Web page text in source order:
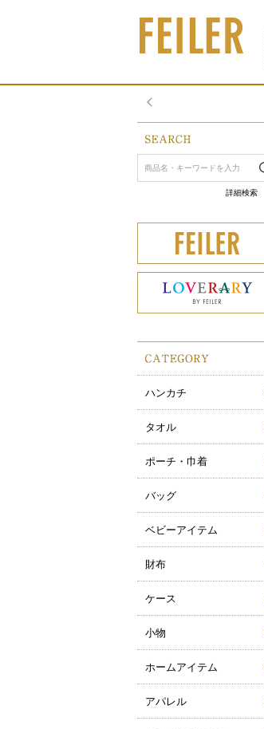
詳細検索
ハンカチ
タオル
ポーチ・巾着
バッグ
ベビーアイテム
財布
ケース
小物
ホームアイテム
アパレル